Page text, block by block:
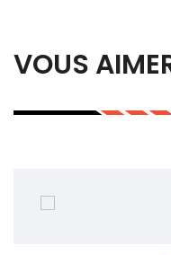
VOUS